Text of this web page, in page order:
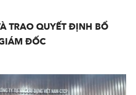
TRAO QUYẾT ĐỊNH BỔ
ĐỐC